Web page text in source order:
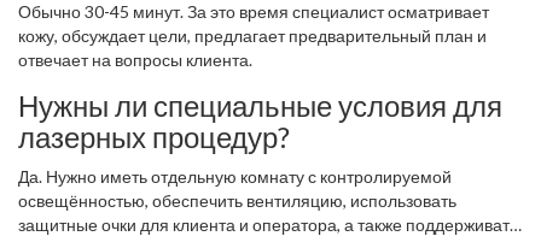
Обычно 30-45 минут. За это время специалист осматривает
кожу, обсуждает цели, предлагает предварительный план и
отвечает на вопросы клиента.
Нужны ли специальные условия для
лазерных процедур?
Да. Нужно иметь отдельную комнату с контролируемой
освещённостью, обеспечить вентиляцию, использовать
защитные очки для клиента и оператора, а также поддерживать